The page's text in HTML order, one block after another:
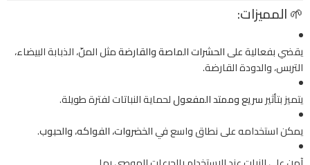
🌱المميزات:
يقضي بفعالية علىالحشرات الماصة والقارضةمثل المنّ، الذبابة البيضاء،
التربس، والدودة القارضة.
يتميز بتأثيرسريع وممتد المفعوللحماية النباتات لفترة طويلة.
يمكن استخدامه على نطاق واسع فيالخضروات، الفواكه، والحبوب.